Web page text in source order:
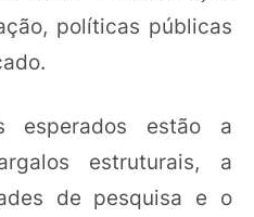
políticas públicas
esperados estão a
estruturais, a
de pesquisa e o